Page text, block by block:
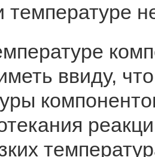
температуре
ввиду,